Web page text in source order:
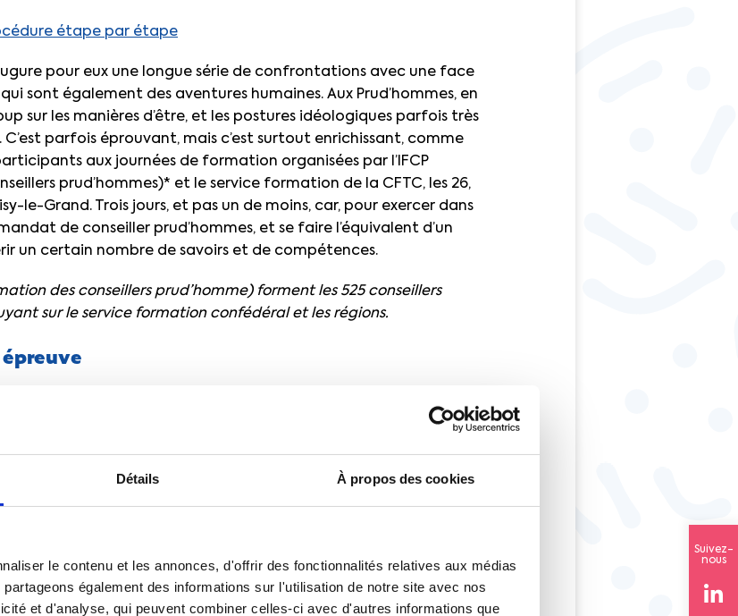
Détails À propos des cookies
le contenu et les annonces, d'offrir des fonctionnalités relatives aux médias
également des informations sur l'utilisation de notre site avec nos
et d'analyse, qui peuvent combiner celles-ci avec d'autres informations que
Suivez-
nous
étape par étape
pour eux une longue série de confrontations avec une face
sont également des aventures humaines. Aux Prud’hommes, en
sur les manières d’être, et les postures idéologiques parfois très
C’est parfois éprouvant, mais c’est surtout enrichissant, comme
aux journées de formation organisées par l’IFCP
prud’hommes)* et le service formation de la CFTC, les 26,
le-Grand. Trois jours, et pas un de moins, car, pour exercer dans
de conseiller prud’hommes, et se faire l’équivalent d’un
un certain nombre de savoirs et de compétences.
des conseillers prud’homme) forment les 525 conseillers
sur le service formation confédéral et les régions.
nationale de formation, moins d’un an après le début de leur
sentent pas capables ».